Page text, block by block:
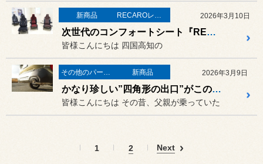
新商品 2026年3月10日
次世代のコンフォートシート『RECARO New LX-F』は見た目や機能が劇的に進化してました！
皆様こんにちは 四国高知の
新商品 2026年3月9日
かなり珍しい”四角形の出口”がこの車には似合うんです！スバル フォレスター（SLG）に「GANADOR Vertex Sportsマフラー」の取り付け！
皆様こんにちは その昔、父親が乗っていた
1 2 Next